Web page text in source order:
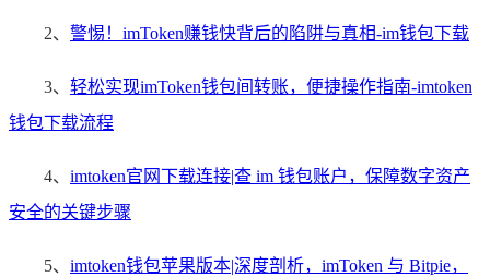
2、 警惕！imToken赚钱快背后的陷阱与真相-im钱包下载
3、 轻松实现imToken钱包间转账，便捷操作指南-imtoken
钱包下载流程
4、 imtoken官网下载连接|查 im 钱包账户，保障数字资产
安全的关键步骤
5、 imtoken钱包苹果版本|深度剖析，imToken 与 Bitpie，